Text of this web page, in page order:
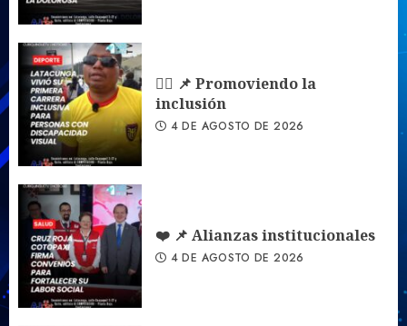
🏃‍♀️ 📌 Promoviendo la
inclusión
4 DE AGOSTO DE 2026
❤️ 📌 Alianzas institucionales
4 DE AGOSTO DE 2026